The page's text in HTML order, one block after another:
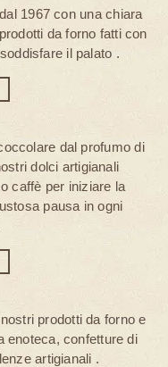
1967 con una chiara
da forno fatti con
il palato .
dal profumo di
dolci artigianali
caffè per iniziare la
pausa in ogni
prodotti da forno e
enoteca, confetture di
artigianali .